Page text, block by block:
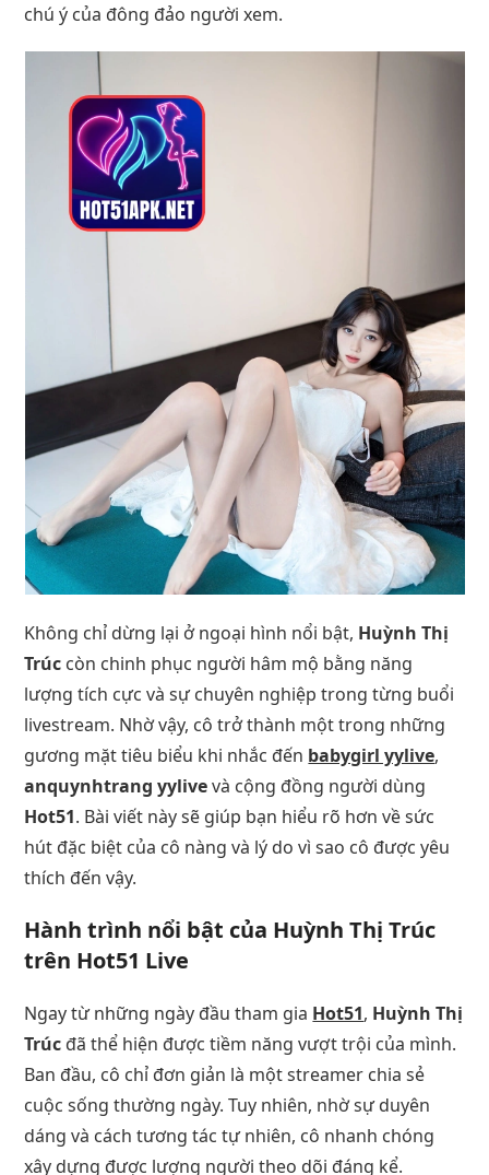
chú ý của đông đảo người xem.
Không chỉ dừng lại ở ngoại hình nổi bật, Huỳnh Thị
Trúc còn chinh phục người hâm mộ bằng năng
lượng tích cực và sự chuyên nghiệp trong từng buổi
livestream. Nhờ vậy, cô trở thành một trong những
gương mặt tiêu biểu khi nhắc đến babygirl yylive,
anquynhtrang yylivevà cộng đồng người dùng
Hot51. Bài viết này sẽ giúp bạn hiểu rõ hơn về sức
hút đặc biệt của cô nàng và lý do vì sao cô được yêu
thích đến vậy.
Hành trình nổi bật của Huỳnh Thị Trúc
trên Hot51 Live
Ngay từ những ngày đầu tham gia Hot51, Huỳnh Thị
Trúc đã thể hiện được tiềm năng vượt trội của mình.
Ban đầu, cô chỉ đơn giản là một streamer chia sẻ
cuộc sống thường ngày. Tuy nhiên, nhờ sự duyên
dáng và cách tương tác tự nhiên, cô nhanh chóng
xây dựng được lượng người theo dõi đáng kể.